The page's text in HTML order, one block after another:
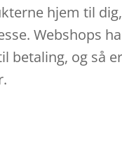
hjem til
Webshops
betaling, og så